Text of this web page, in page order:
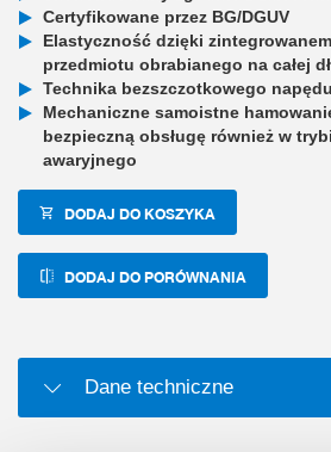
Certyfikowane przez BG/DGUV
Elastyczność dzięki
przedmiotu obrabianego na całej
Technika bezszczotkowego napędu
Mechaniczne samoistne
bezpieczną obsługę również w
awaryjnego
DODAJ DO KOSZYKA
DODAJ DO PORÓWNANIA
Dane techniczne